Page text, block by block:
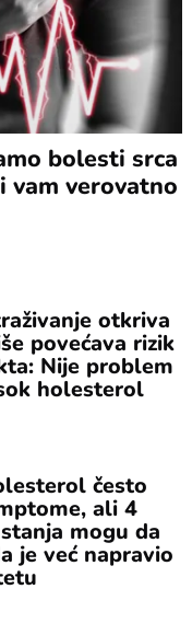
bolesti srca
vam verovatno
otkriva
povećava rizik
Nije problem
holesterol
često
ali 4
mogu da
je već napravio